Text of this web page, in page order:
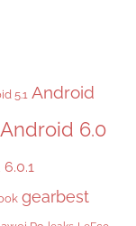
5.1 Android
Android 6.0
gearbest